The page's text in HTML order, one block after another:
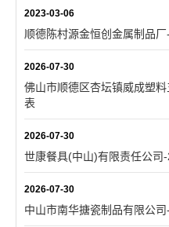
2023-03-06
顺德陈村源金恒创金属制品
2026-07-30
佛山市顺德区杏坛镇威成塑
表
2026-07-30
世康餐具(中山)有限责任公司
2026-07-30
中山市南华搪瓷制品有限公